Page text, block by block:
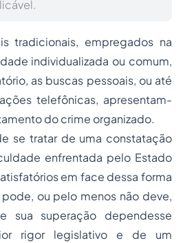
tradicionais, empregados na
individualizada ou comum,
as buscas pessoais, ou até
telefônicas, apresentam-
do crime organizado.
se tratar de uma constatação
enfrentada pelo Estado
em face dessa forma
ou pelo menos não deve,
sua superação dependesse
rigor legislativo e de um